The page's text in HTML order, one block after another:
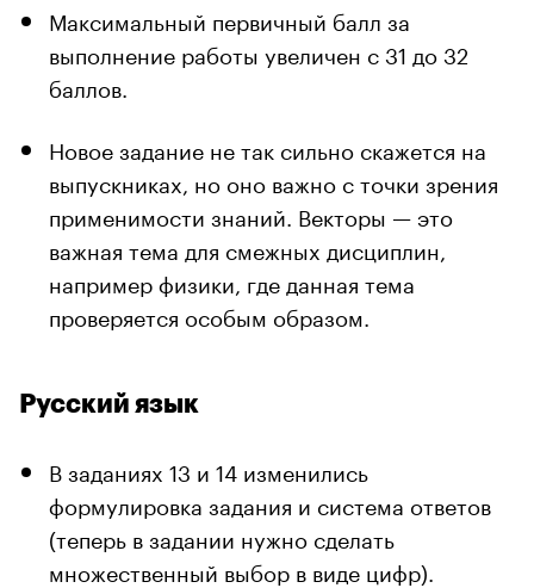
Максимальный первичный балл за
выполнение работы увеличен с 31 до 32
баллов.
Новое задание не так сильно скажется на
выпускниках, но оно важно с точки зрения
применимости знаний. Векторы — это
важная тема для смежных дисциплин,
например физики, где данная тема
проверяется особым образом.
Русский язык
В заданиях 13 и 14 изменились
формулировка задания и система ответов
(теперь в задании нужно сделать
множественный выбор в виде цифр).